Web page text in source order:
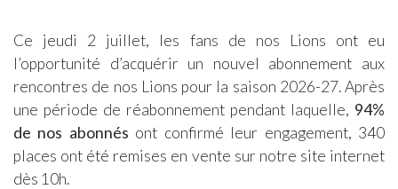
Ce jeudi 2 juillet, les fans de nos Lions ont eu
l’opportunité d’acquérir un nouvel abonnement aux
rencontres de nos Lions pour la saison 2026-27. Après
une période de réabonnement pendant laquelle, 94%
de nos abonnés ont confirmé leur engagement, 340
places ont été remises en vente sur notre site internet
dès 10h.